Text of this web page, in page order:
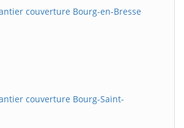
couverture Bourg-en-Bresse
couverture Bourg-Saint-